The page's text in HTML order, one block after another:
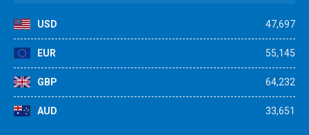
USD 47,697
EUR 55,145
GBP 64,232
AUD 33,651